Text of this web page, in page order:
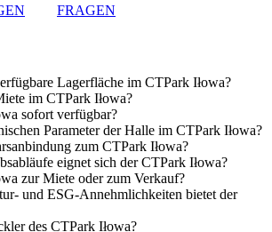
FRAGEN
Lagerfläche im CTPark Iłowa?
im CTPark Iłowa?
sofort verfügbar?
Parameter der Halle im CTPark Iłowa?
zum CTPark Iłowa?
eignet sich der CTPark Iłowa?
zur Miete oder zum Verkauf?
und ESG-Annehmlichkeiten bietet der
des CTPark Iłowa?